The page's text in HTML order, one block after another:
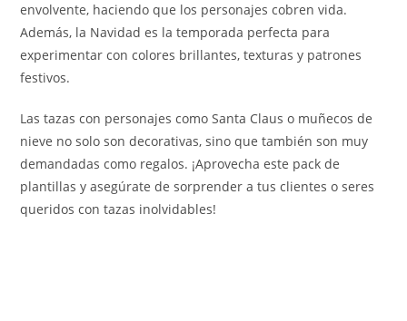
envolvente, haciendo que los personajes cobren vida.
Además, la Navidad es la temporada perfecta para
experimentar con colores brillantes, texturas y patrones
festivos.
Las tazas con personajes como Santa Claus o muñecos de
nieve no solo son decorativas, sino que también son muy
demandadas como regalos. ¡Aprovecha este pack de
plantillas y asegúrate de sorprender a tus clientes o seres
queridos con tazas inolvidables!